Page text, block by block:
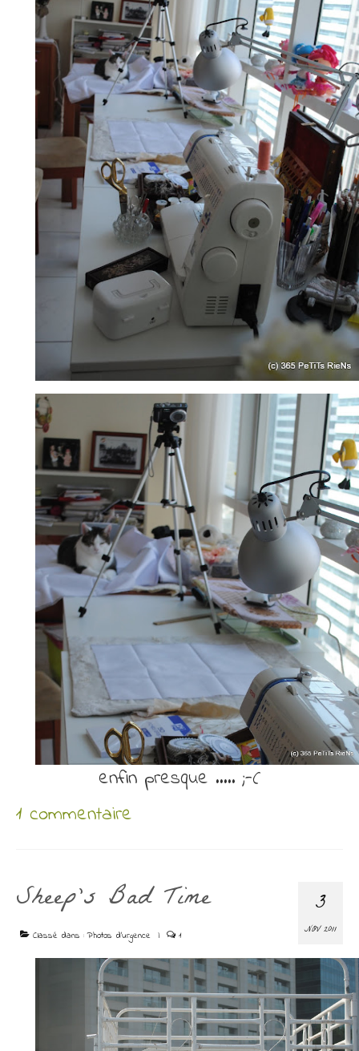
enfin presque ….. ;-(
1 commentaire
3
NOV 2011
Sheep’s Bad Time
Classé dans :Photos d'urgence | 1